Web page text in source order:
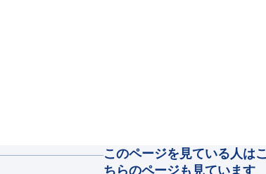
このページを見ている人はこ
ちらのページも見ています